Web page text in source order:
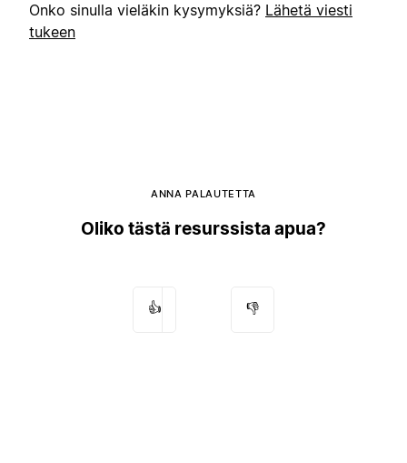
Onko sinulla vieläkin kysymyksiä? Lähetä viesti
tukeen
ANNA PALAUTETTA
Oliko tästä resurssista apua?
👍 👎